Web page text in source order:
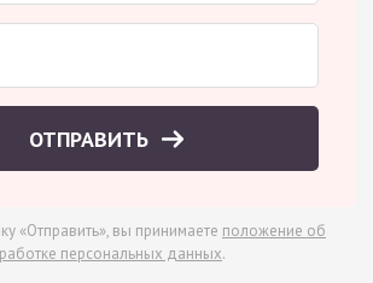
ОТПРАВИТЬ
«Отправить», вы принимаете положение об
персональных данных.